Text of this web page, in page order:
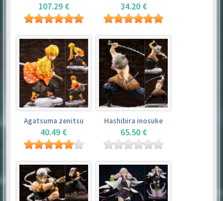
107.29 € 34.20 €
Agatsuma zenitsu
40.49 €
Hashibira inosuke
65.50 €